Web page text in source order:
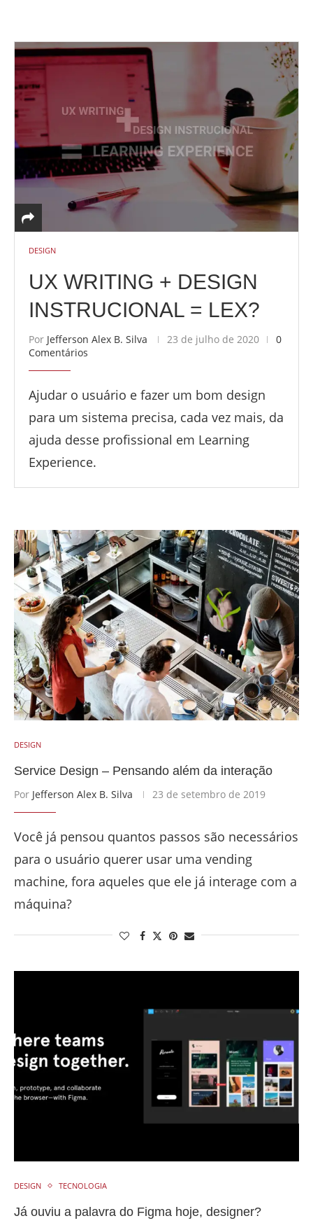
DESIGN
UX WRITING + DESIGN
INSTRUCIONAL = LEX?
Por Jefferson Alex B. Silva 23 de julho de 2020
0
Comentários
Ajudar o usuário e fazer um bom design
para um sistema precisa, cada vez mais, da
ajuda desse profissional em Learning
Experience.
DESIGN
Service Design – Pensando além da interação
Por Jefferson Alex B. Silva 23 de setembro de 2019
Você já pensou quantos passos são necessários
para o usuário querer usar uma vending
machine, fora aqueles que ele já interage com a
máquina?
DESIGN TECNOLOGIA
Já ouviu a palavra do Figma hoje, designer?